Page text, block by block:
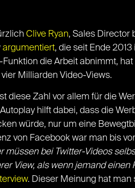
Clive Ryan, Sales Director
argumentiert, die seit Ende
Funktion die Arbeit abnimmt,
Milliarden Video-Views.
diese Zahl vor allem für die
hilft dabei, dass die
würde, nur um eine
von Facebook war man bis
müssen bei Twitter-Videos
View, als wenn jemand
. Dieser Meinung hat man